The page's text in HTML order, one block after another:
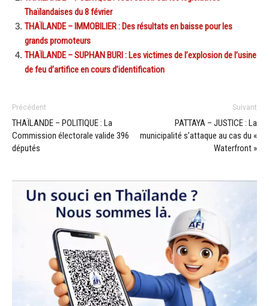
Thaïlandaises du 8 février
THAÏLANDE – IMMOBILIER : Des résultats en baisse pour les
grands promoteurs
THAÏLANDE – SUPHAN BURI : Les victimes de l’explosion de l’usine
de feu d’artifice en cours d’identification
Précédent
THAÏLANDE – POLITIQUE : La
Commission électorale valide 396
députés
Suivant
PATTAYA – JUSTICE : La
municipalité s’attaque au cas du «
Waterfront »